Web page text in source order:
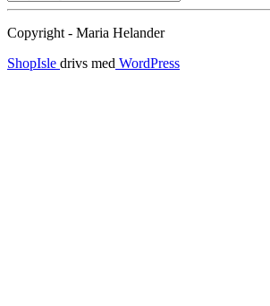
Copyright - Maria Helander
ShopIsle drivs med WordPress